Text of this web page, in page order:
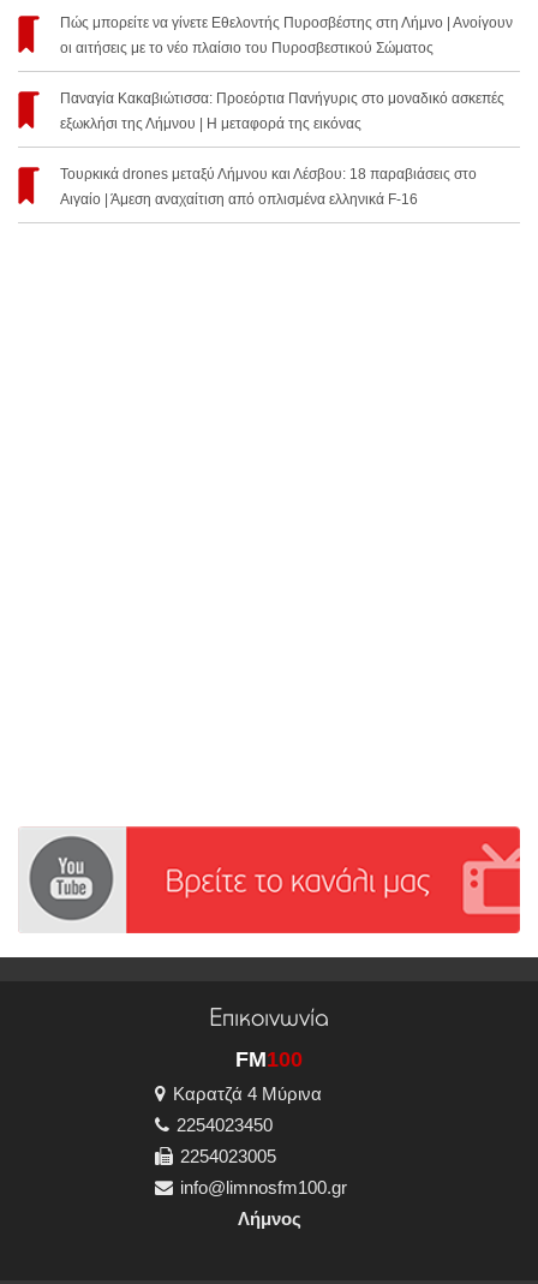
Πώς μπορείτε να γίνετε Εθελοντής Πυροσβέστης στη Λήμνο | Ανοίγουν
οι αιτήσεις με το νέο πλαίσιο του Πυροσβεστικού Σώματος
Παναγία Κακαβιώτισσα: Προεόρτια Πανήγυρις στο μοναδικό ασκεπές
εξωκλήσι της Λήμνου | Η μεταφορά της εικόνας
Τουρκικά drones μεταξύ Λήμνου και Λέσβου: 18 παραβιάσεις στο
Αιγαίο | Άμεση αναχαίτιση από οπλισμένα ελληνικά F-16
Επικοινωνία
FM100
Καρατζά 4 Μύρινα
2254023450
2254023005
info@limnosfm100.gr
Λήμνος